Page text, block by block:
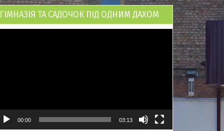
ГІМНАЗІЯ ТА САДОЧОК ПІД ОДНИМ ДАХОМ
00:00 03:13